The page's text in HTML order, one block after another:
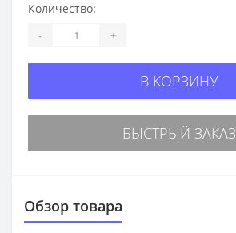
Количество:
- +
В КОРЗИНУ
БЫСТРЫЙ ЗАКАЗ
Обзор товара